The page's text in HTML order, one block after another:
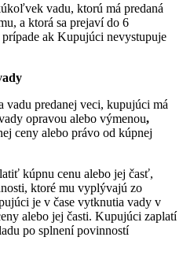
vadu, ktorú má predaná
a ktorá sa prejaví do 6
ak Kupujúci nevystupuje
vadu predanej veci, kupujúci má
opravou alebo výmenou,
ceny alebo právo od kúpnej
kúpnu cenu alebo jej časť,
ktoré mu vyplývajú zo
je v čase vytknutia vady v
alebo jej časti. Kupujúci zaplatí
po splnení povinností